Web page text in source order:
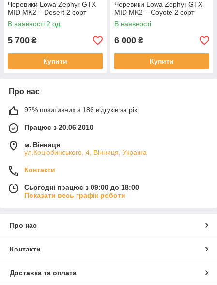
Черевики Lowa Zephyr GTX
MID MK2 – Desert 2 сорт
В наявності 2 од.
5 700 ₴
Купити
Черевики Lowa Zephyr GTX
MID MK2 – Coyote 2 сорт
В наявності
6 000 ₴
Купити
Про нас
97% позитивних з 186 відгуків за рік
Працює з 20.06.2010
м. Вінниця
ул.Коцюбинського, 4, Вінниця, Україна
Контакти
Сьогодні працює з 09:00 до 18:00
Показати весь графік роботи
Про нас
Контакти
Доставка та оплата